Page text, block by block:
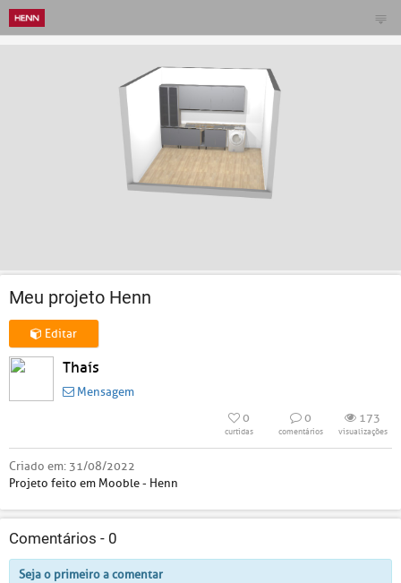
Meu projeto Henn
Editar
Thaís
Mensagem
0
curtidas
0
comentários
173
visualizações
Criado em: 31/08/2022
Projeto feito em Mooble - Henn
Comentários - 0
Seja o primeiro a comentar